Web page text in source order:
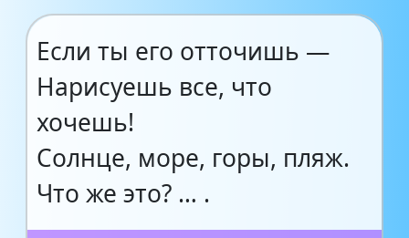
Если ты его отточишь —
Нарисуешь все, что
хочешь!
Солнце, море, горы, пляж.
Что же это? … .